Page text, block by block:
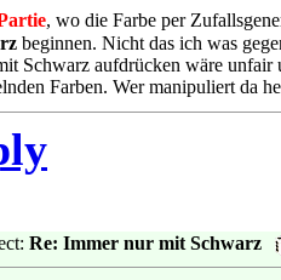
, wo die Farbe per
beginnen. Nicht das ich was
Schwarz aufdrücken wäre
Farben. Wer manipuliert da
Re: Immer nur mit Schwarz